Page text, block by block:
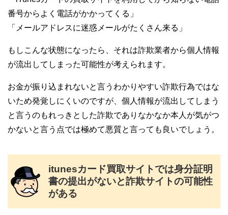
番号からよく電話がかかってくる」
「メールアドレスに迷惑メールがたくさん来る」
もしこんな状態になったら、それは詐欺業者から個人情報
が流出してしまった可能性が考えられます。
お金が振り込まれないと言うわかりやすい詐欺行為ではな
いため発覚しにくいのですが、個人情報が流出してしまう
と言うのもれっきとした詐欺でありなかなか本人が気がつ
かないと言う点では極めて悪質と言っても良いでしょう。
itunesカード買取サイトでは身分証明
書の提出がないと詐欺サイトの可能性
がある